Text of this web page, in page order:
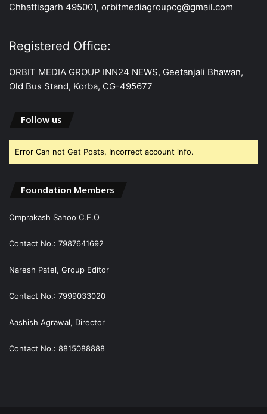
Chhattisgarh 495001, orbitmediagroupcg@gmail.com
Registered Office:
ORBIT MEDIA GROUP INN24 NEWS, Geetanjali Bhawan,
Old Bus Stand, Korba, CG-495677
Follow us
Error Can not Get Posts, Incorrect account info.
Foundation Members
Omprakash Sahoo C.E.O
Contact No.: 7987641692
Naresh Patel, Group Editor
Contact No.: 7999033020
Aashish Agrawal, Director
Contact No.: 8815088888